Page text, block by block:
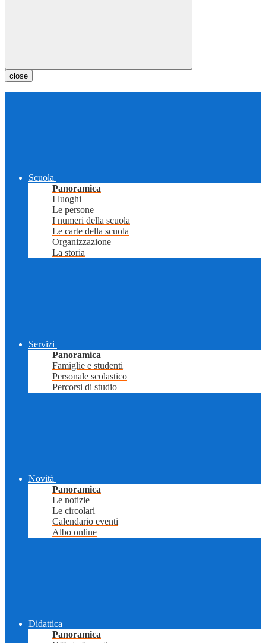
close
Scuola
Panoramica
I luoghi
Le persone
I numeri della scuola
Le carte della scuola
Organizzazione
La storia
Servizi
Panoramica
Famiglie e studenti
Personale scolastico
Percorsi di studio
Novità
Panoramica
Le notizie
Le circolari
Calendario eventi
Albo online
Didattica
Panoramica